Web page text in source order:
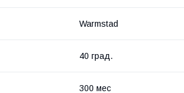
Warmstad
40 град.
300 мес